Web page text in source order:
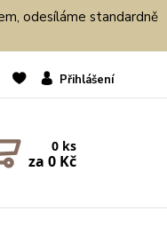
odesíláme standardně
Přihlášení
0 ks
za 0 Kč